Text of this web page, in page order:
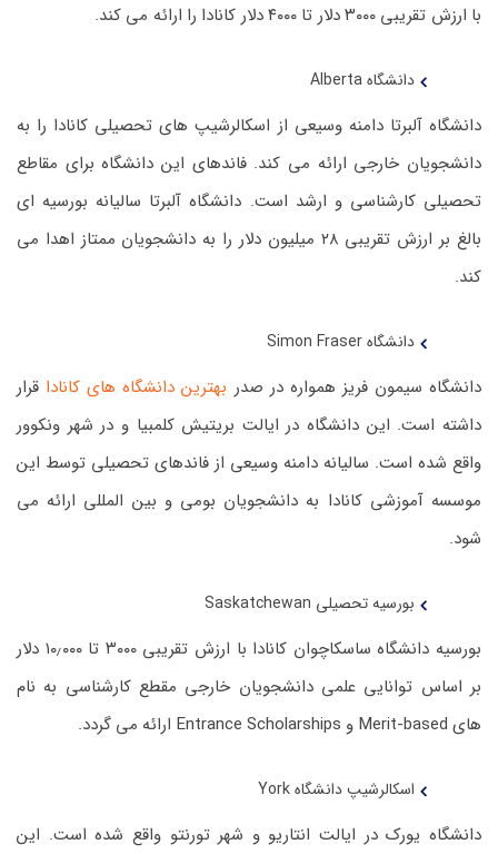
با ارزش تقریبی ۳۰۰۰ دلار تا ۴۰۰۰ دلار کانادا را ارائه می کند.
دانشگاه Alberta
دانشگاه آلبرتا دامنه وسیعی از اسکالرشیپ های تحصیلی کانادا را به
دانشجویان خارجی ارائه می کند. فاندهای این دانشگاه برای مقاطع
تحصیلی کارشناسی و ارشد است. دانشگاه آلبرتا سالیانه بورسیه ای
بالغ بر ارزش تقریبی ۲۸ میلیون دلار را به دانشجویان ممتاز اهدا می
کند.
دانشگاه Simon Fraser
دانشگاه سیمون فریز همواره در صدر بهترین دانشگاه های کانادا قرار
داشته است. این دانشگاه در ایالت بریتیش کلمبیا و در شهر ونکوور
واقع شده است. سالیانه دامنه وسیعی از فاندهای تحصیلی توسط این
موسسه آموزشی کانادا به دانشجویان بومی و بین المللی ارائه می
شود.
بورسیه تحصیلی Saskatchewan
بورسیه دانشگاه ساسکاچوان کانادا با ارزش تقریبی ۳۰۰۰ تا ۱۰٫۰۰۰ دلار
بر اساس توانایی علمی دانشجویان خارجی مقطع کارشناسی به نام
های Merit-based و Entrance Scholarships ارائه می گردد.
اسکالرشیپ دانشگاه York
دانشگاه یورک در ایالت انتاریو و شهر تورنتو واقع شده است. این